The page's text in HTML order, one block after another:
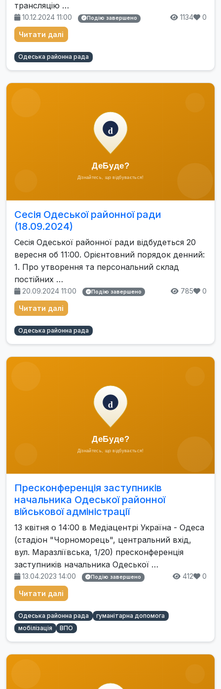
трансляцію …
10.12.2024 11:00 Подію завершено 1134 0
Читати далі
Одеська районна рада
Сесія Одеської районної ради
(18.09.2024)
Сесія Одеської районної ради відбудеться 20
вересня об 11:00. Орієнтовний порядок денний:
1. Про утворення та персональний склад
постійних …
20.09.2024 11:00 Подію завершено 785 0
Читати далі
Одеська районна рада
Пресконференція заступників
начальника Одеської районної
військової адміністрації
13 квітня о 14:00 в Медіацентрі Україна - Одеса
(стадіон "Чорноморець", центральний вхід,
вул. Маразліївська, 1/20) пресконференція
заступників начальника Одеської …
13.04.2023 14:00 Подію завершено 412 0
Читати далі
Одеська районна рада
гуманітарна допомога
мобілізація
ВПО